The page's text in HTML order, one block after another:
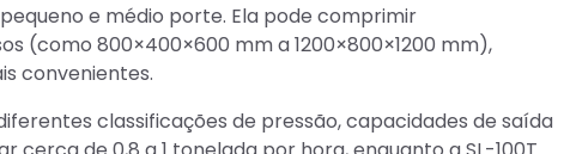
e médio porte. Ela pode comprimir
(como 800×400×600 mm a 1200×800×1200 mm),
convenientes.
classificações de pressão, capacidades de saída